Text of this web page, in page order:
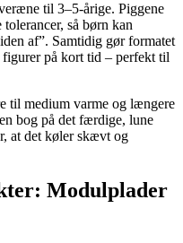
til 3–5-årige. Piggene
så børn kan
af”. Samtidig gør formatet
på kort tid – perfekt til
til medium varme og længere
bog på det færdige, lune
at det køler skævt og
Modulplader